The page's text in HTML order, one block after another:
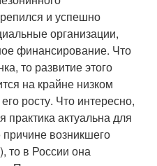
и успешно
организации,
финансирование. Что
то развитие этого
на крайне низком
росту. Что интересно,
практика актуальна для
возникшего
то в России она